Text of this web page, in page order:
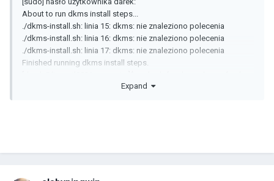
About to run dkms install steps...
./dkms-install.sh: linia 15: dkms: nie znaleziono polecenia
./dkms-install.sh: linia 16: dkms: nie znaleziono polecenia
./dkms-install.sh: linia 17: dkms: nie znaleziono polecenia
Finished running dkms install steps.
EuroLinux BaseOS 13 kB/s | 3.8 kB 00:00
Expand